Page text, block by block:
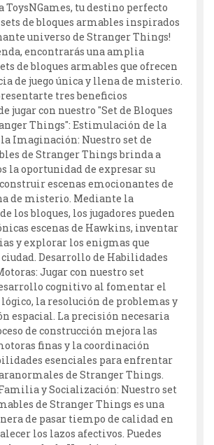
ToysNGames, tu destino perfecto
de bloques armables inspirados
universo de Stranger Things!
encontrarás una amplia
de bloques armables que ofrecen
de juego única y llena de misterio.
tres beneficios
jugar con nuestro "Set de Bloques
Things": Estimulación de la
Imaginación: Nuestro set de
de Stranger Things brinda a
la oportunidad de expresar su
escenas emocionantes de
de misterio. Mediante la
los bloques, los jugadores pueden
escenas de Hawkins, inventar
y explorar los enigmas que
Desarrollo de Habilidades
Jugar con nuestro set
cognitivo al fomentar el
la resolución de problemas y
espacial. La precisión necesaria
de construcción mejora las
finas y la coordinación
esenciales para enfrentar
de Stranger Things.
y Socialización: Nuestro set
de Stranger Things es una
de pasar tiempo de calidad en
los lazos afectivos. Puedes